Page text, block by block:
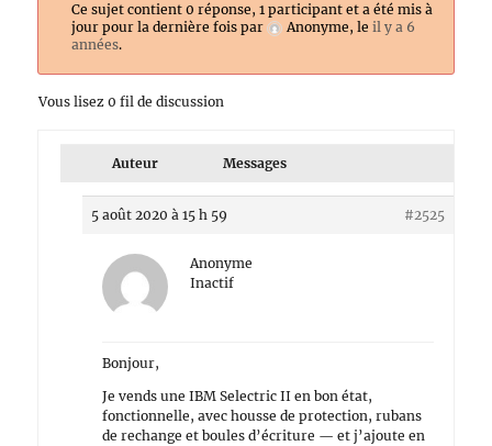
Ce sujet contient 0 réponse, 1 participant et a été mis à
jour pour la dernière fois par
Anonyme, le il y a 6
années.
Vous lisez 0 fil de discussion
Auteur Messages
5 août 2020 à 15 h 59 #2525
Anonyme
Inactif
Bonjour,
Je vends une IBM Selectric II en bon état,
fonctionnelle, avec housse de protection, rubans
de rechange et boules d’écriture — et j’ajoute en